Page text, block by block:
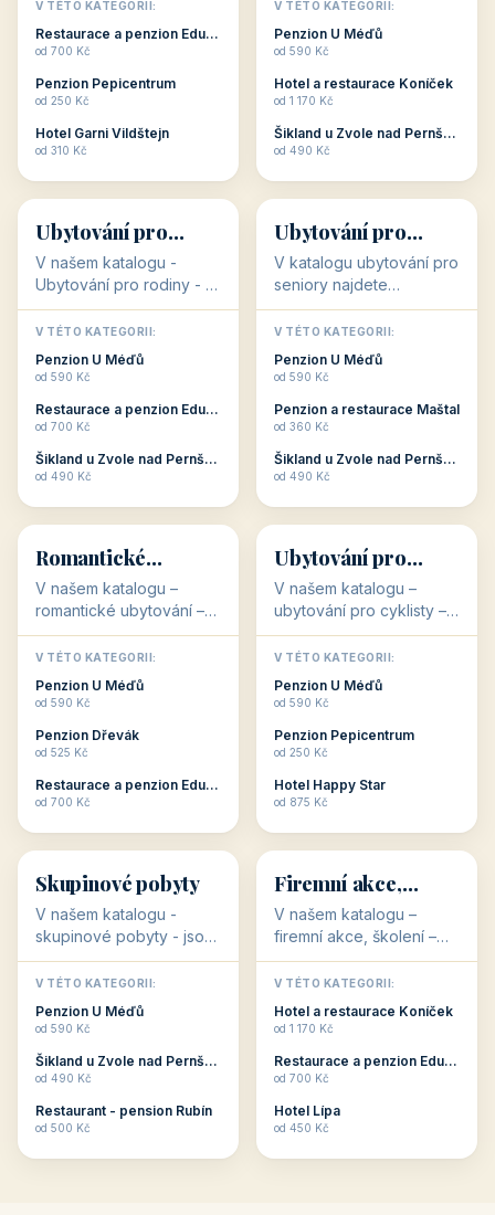
dovolenou přímo
souvisejí. Aktivní
odpočinek jso...
V TÉTO KATEGORII:
Restaurace a penzion Eduard
od 700 Kč
Penzion Pepicentrum
od 250 Kč
Hotel Garni Vildštejn
od 310 Kč
cenově dostupné
ubytování v ČR. Budete
c...
V TÉTO KATEGORII:
Penzion U Méďů
od 590 Kč
Hotel a restaurace Koníček
od 1 170 Kč
Šikland u Zvole nad Pernštejnem
od 490 Kč
👨‍👩‍👧‍👦
👨‍👩‍👧‍👦
34 objektů
Ubytování pro
rodiny
V našem katalogu -
Ubytování pro rodiny -
jsou pro Vás připraveny
objekty, které svojí
polohou či vybaveností,
nabízí klidné ubytování
V TÉTO KATEGORII:
Penzion U Méďů
od 590 Kč
Restaurace a penzion Eduard
od 700 Kč
Šikland u Zvole nad Pernštejnem
od 490 Kč
🧓
🧓
33 objektů
Ubytování pro
seniory
V katalogu ubytování pro
seniory najdete
penziony a hotely, které
jsou přizpůsobeny pro
ubytování klientů vyššího
věku. Některé z nich
V TÉTO KATEGORII:
Penzion U Méďů
od 590 Kč
Penzion a restaurace Maštal
od 360 Kč
Šikland u Zvole nad Pernštejnem
od 490 Kč
💕
💕
Romantické
ubytování
V našem katalogu –
romantické ubytování –
jsou pro Vás připraveny
objekty, které svojí
stavbou, polohou anebo
zaměřením nabízí
Romantické ...
V TÉTO KATEGORII:
Penzion U Méďů
od 590 Kč
Penzion Dřevák
od 525 Kč
Restaurace a penzion Eduard
od 700 Kč
🚴
🚴
32 objektů
Ubytování pro
cyklisty
V našem katalogu –
ubytování pro cyklisty –
jsou pro Vás připraveny
objekty, které jsou na
milovníky cykloturistiky
připraveny. Většinou mají
V TÉTO KATEGORII:
Penzion U Méďů
od 590 Kč
Penzion Pepicentrum
od 250 Kč
Hotel Happy Star
od 875 Kč
👥
👥
32 objektů
Skupinové pobyty
V našem katalogu -
skupinové pobyty - jsou
pro Vás připraveny
objekty, které nabízí
ubytování skupin v
penzionech, hotelích a
Budete překva...
V TÉTO KATEGORII:
Penzion U Méďů
od 590 Kč
Šikland u Zvole nad Pernštejnem
od 490 Kč
Restaurant - pension Rubín
od 500 Kč
💼
💼
31 objektů
Firemní akce,
školení
V našem katalogu –
firemní akce, školení –
jsou pro Vás připraveny
objekty, které mají
zkušenosti pořádat i
menší firemní akce a
ob...
V TÉTO KATEGORII:
Hotel a restaurace Koníček
od 1 170 Kč
Restaurace a penzion Eduard
od 700 Kč
Hotel Lípa
od 450 Kč